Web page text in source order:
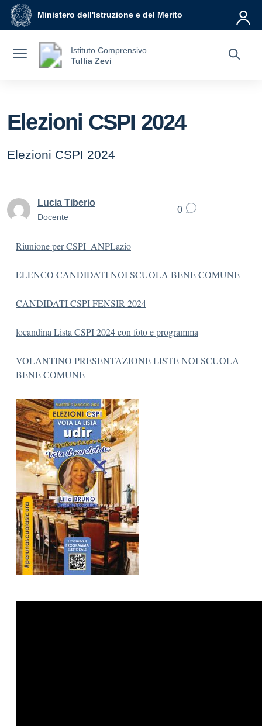
Vai ai contenuti
Vai al menu di navigazione
Vai al footer
Ministero dell'Istruzione e del Merito
Istituto Comprensivo
Tullia Zevi
Elezioni CSPI 2024
Elezioni CSPI 2024
Lucia Tiberio
Docente
0
Riunione per CSPI_ANPLazio
ELENCO CANDIDATI NOI SCUOLA BENE COMUNE
CANDIDATI CSPI FENSIR 2024
locandina Lista CSPI 2024 con foto e programma
VOLANTINO PRESENTAZIONE LISTE NOI SCUOLA
BENE COMUNE